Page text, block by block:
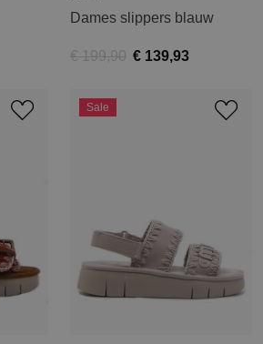
Dames slippers blauw
€ 199,90 € 139,93
Sale